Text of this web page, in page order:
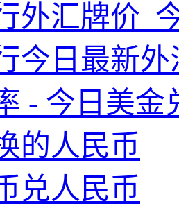
外汇牌价_
今日最新
- 今日美金
的人民币
兑人民币